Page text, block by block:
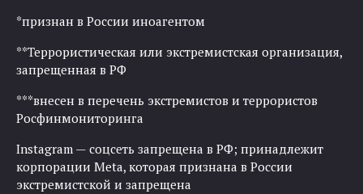
*признан в России иноагентом
**Террористическая или экстремистская организация,
запрещенная в РФ
***внесен в перечень экстремистов и террористов
Росфинмониторинга
Instagram — соцсеть запрещена в РФ; принадлежит
корпорации Meta, которая признана в России
экстремистской и запрещена